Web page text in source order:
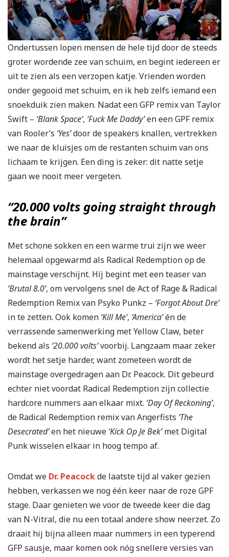
Ondertussen lopen mensen de hele tijd door de steeds
groter wordende zee van schuim, en begint iedereen er
uit te zien als een verzopen katje. Vrienden worden
onder gegooid met schuim, en ik heb zelfs iemand een
snoekduik zien maken. Nadat een GFP remix van Taylor
Swift – ‘Blank Space’, ‘Fuck Me Daddy’en een GPF remix
van Rooler’s ‘Yes’door de speakers knallen, vertrekken
we naar de kluisjes om de restanten schuim van ons
lichaam te krijgen. Een ding is zeker: dit natte setje
gaan we nooit meer vergeten.
“20.000 volts going straight through
the brain”
Met schone sokken en een warme trui zijn we weer
helemaal opgewarmd als Radical Redemption op de
mainstage verschijnt. Hij begint met een teaser van
‘Brutal 8.0’, om vervolgens snel de Act of Rage & Radical
Redemption Remix van Psyko Punkz – ‘Forgot About Dre’
in te zetten. Ook komen ‘Kill Me’, ‘America’én de
verrassende samenwerking met Yellow Claw, beter
bekend als ’20.000 volts’voorbij. Langzaam maar zeker
wordt het setje harder, want zometeen wordt de
mainstage overgedragen aan Dr. Peacock. Dit gebeurd
echter niet voordat Radical Redemption zijn collectie
hardcore nummers aan elkaar mixt. ‘Day Of Reckoning’,
de Radical Redemption remix van Angerfists ‘The
Desecrated’en het nieuwe ‘Kick Op Je Bek’met Digital
Punk wisselen elkaar in hoog tempo af.
Omdat we Dr. Peacockde laatste tijd al vaker gezien
hebben, verkassen we nog één keer naar de roze GPF
stage. Daar genieten we voor de tweede keer die dag
van N-Vitral, die nu een totaal andere show neerzet. Zo
draait hij bijna alleen maar nummers in een typerend
GFP sausje, maar komen ook nóg snellere versies van